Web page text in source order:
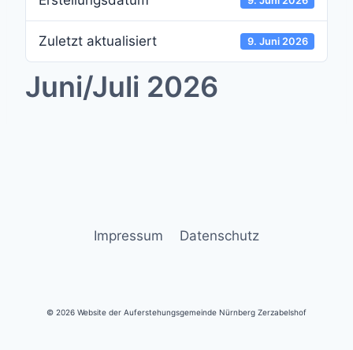
Zuletzt aktualisiert 9. Juni 2026
Juni/Juli 2026
Impressum Datenschutz
© 2026 Website der Auferstehungsgemeinde Nürnberg Zerzabelshof